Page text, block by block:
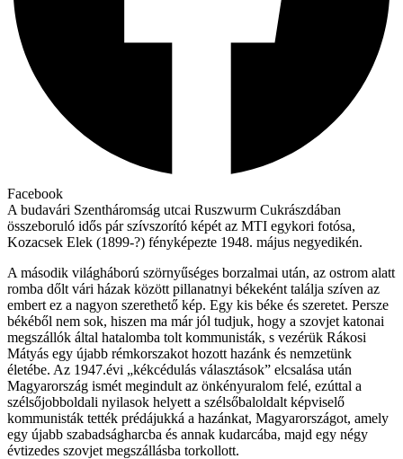
Facebook
A budavári Szentháromság utcai Ruszwurm Cukrászdában
összeboruló idős pár szívszorító képét az MTI egykori fotósa,
Kozacsek Elek (1899-?) fényképezte 1948. május negyedikén.
A második világháború szörnyűséges borzalmai után, az ostrom alatt
romba dőlt vári házak között pillanatnyi békeként találja szíven az
embert ez a nagyon szerethető kép. Egy kis béke és szeretet. Persze
békéből nem sok, hiszen ma már jól tudjuk, hogy a szovjet katonai
megszállók által hatalomba tolt kommunisták, s vezérük Rákosi
Mátyás egy újabb rémkorszakot hozott hazánk és nemzetünk
életébe. Az 1947.évi „kékcédulás választások” elcsalása után
Magyarország ismét megindult az önkényuralom felé, ezúttal a
szélsőjobboldali nyilasok helyett a szélsőbaloldalt képviselő
kommunisták tették prédájukká a hazánkat, Magyarországot, amely
egy újabb szabadságharcba és annak kudarcába, majd egy négy
évtizedes szovjet megszállásba torkollott.